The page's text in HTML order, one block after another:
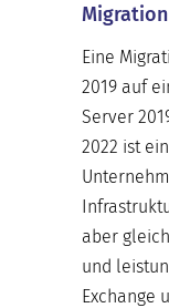
Migration
Eine
2019 auf
Server
2022 ist
aber
und
Exchange